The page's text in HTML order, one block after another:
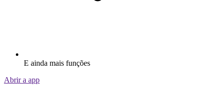
E ainda mais funções
Abrir a app